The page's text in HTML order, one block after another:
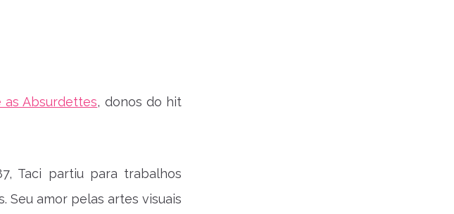
as Absurdettes, donos do hit
Taci partiu para trabalhos
Seu amor pelas artes visuais